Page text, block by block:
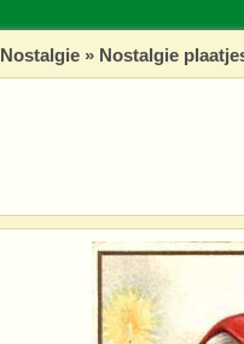
Nostalgie » Nostalgie